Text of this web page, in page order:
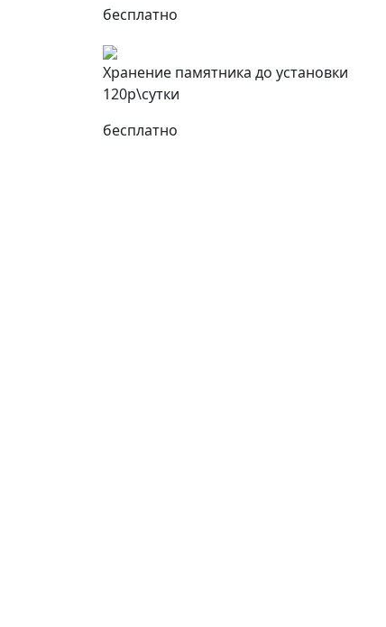
бесплатно
Хранение памятника до установки
120р\сутки
бесплатно